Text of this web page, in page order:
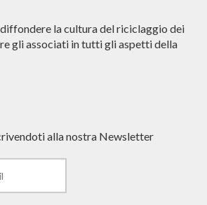
la cultura del riciclaggio dei
gli associati in tutti gli aspetti della
alla nostra Newsletter